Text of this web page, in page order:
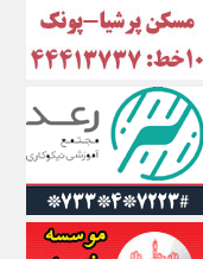
ایران آرت
ایران آنلاین
ایران زندگی
ایران فوری
ایرانی روز
ایرانیتال
ایرنا
ایسکانیوز
ایسنا
ایکنا